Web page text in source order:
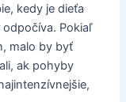
kedy je dieťa
Pokiaľ
malo by byť
ak pohyby